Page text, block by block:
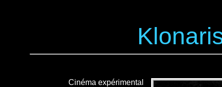
Cinéma expérimental